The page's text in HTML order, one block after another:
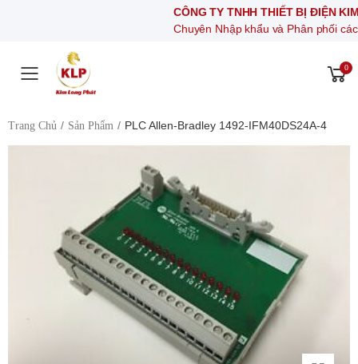
CÔNG TY TNHH THIẾT BỊ ĐIỆN KIM LONG
Chuyên Nhập khẩu và Phân phối các thiết
Toggle mobile menu
0
Trang Chủ Sản Phẩm PLC Allen-Bradley 1492-IFM40DS24A-4